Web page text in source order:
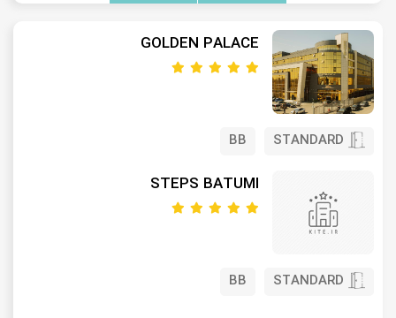
GOLDEN PALACE
STANDARD
BB
STEPS BATUMI
STANDARD
BB